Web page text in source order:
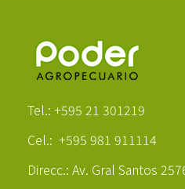
Tel.: +595 21 301219
Cel.: +595 981 911114
Direcc.: Av. Gral Santos